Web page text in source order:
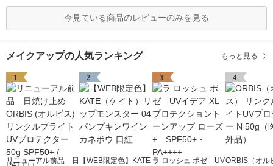
今見ている商品のレビューのみを見る
メイクアップの人気ランキング もっと見る
1
リニューアル前品 日
2
【WEB限定色】KATE
3
ラ ロッシュ ポゼ UV
4
ORBIS（オル